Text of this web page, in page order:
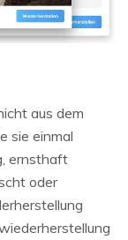
aus dem
sie einmal
ernsthaft
oder